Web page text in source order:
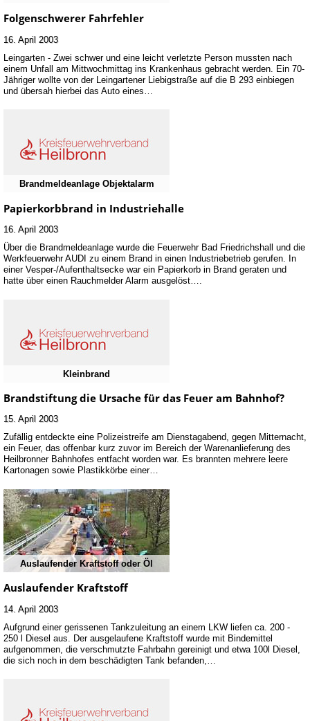
Folgenschwerer Fahrfehler
16. April 2003
Leingarten - Zwei schwer und eine leicht verletzte Person mussten nach
einem Unfall am Mittwochmittag ins Krankenhaus gebracht werden. Ein 70-
Jähriger wollte von der Leingartener Liebigstraße auf die B 293 einbiegen
und übersah hierbei das Auto eines…
Brandmeldeanlage Objektalarm
Papierkorbbrand in Industriehalle
16. April 2003
Über die Brandmeldeanlage wurde die Feuerwehr Bad Friedrichshall und die
Werkfeuerwehr AUDI zu einem Brand in einen Industriebetrieb gerufen. In
einer Vesper-/Aufenthaltsecke war ein Papierkorb in Brand geraten und
hatte über einen Rauchmelder Alarm ausgelöst….
Kleinbrand
Brandstiftung die Ursache für das Feuer am Bahnhof?
15. April 2003
Zufällig entdeckte eine Polizeistreife am Dienstagabend, gegen Mitternacht,
ein Feuer, das offenbar kurz zuvor im Bereich der Warenanlieferung des
Heilbronner Bahnhofes entfacht worden war. Es brannten mehrere leere
Kartonagen sowie Plastikkörbe einer…
Auslaufender Kraftstoff oder Öl
Auslaufender Kraftstoff
14. April 2003
Aufgrund einer gerissenen Tankzuleitung an einem LKW liefen ca. 200 -
250 l Diesel aus. Der ausgelaufene Kraftstoff wurde mit Bindemittel
aufgenommen, die verschmutzte Fahrbahn gereinigt und etwa 100l Diesel,
die sich noch in dem beschädigten Tank befanden,…